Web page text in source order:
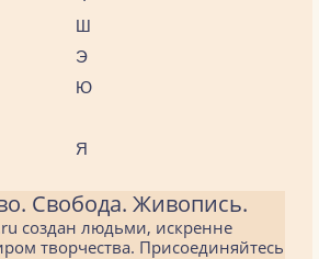
Ш
Э
Ю
Я
Свобода. Живопись.
создан людьми, искренне
творчества. Присоединяйтесь